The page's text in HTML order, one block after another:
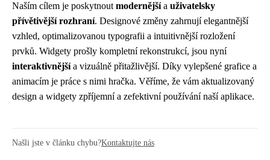
Naším cílem je poskytnout modernějšía uživatelsky
přívětivější rozhraní. Designové změny zahrnují elegantnější
vzhled, optimalizovanou typografii a intuitivnější rozložení
prvků. Widgety prošly kompletní rekonstrukcí, jsou nyní
interaktivnějšía vizuálně přitažlivější. Díky vylepšené grafice a
animacím je práce s nimi hračka. Věříme, že vám aktualizovaný
design a widgety zpříjemní a zefektivní používání naší aplikace.
Našli jste v článku chybu?Kontaktujte nás